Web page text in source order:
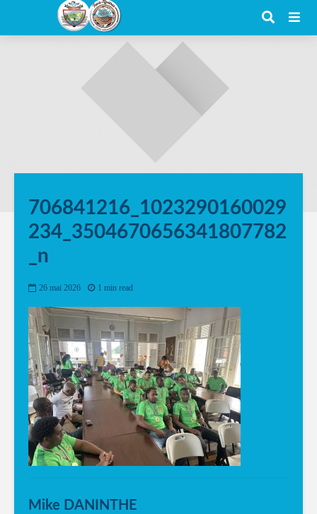
706841216_1023290160029
234_3504670656341807782
_n
26 mai 2026 1 min read
Mike DANINTHE